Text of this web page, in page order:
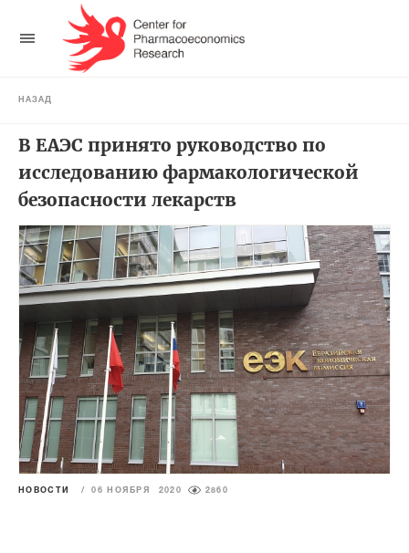
НАЗАД
В ЕАЭС принято руководство по
исследованию фармакологической
безопасности лекарств
НОВОСТИ / 06 НОЯБРЯ 2020 2860